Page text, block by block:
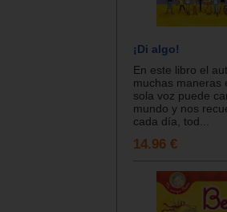
¡Di algo!
En este libro el
muchas maneras
sola voz puede
mundo y nos
cada día, tod...
14.96 €